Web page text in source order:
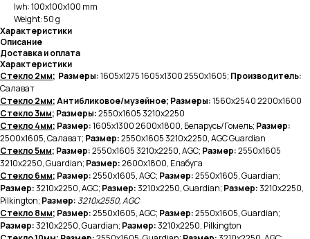
lwh: 100x100x100 mm
Weight: 50 g
Характеристики
Описание
Доставка и оплата
Характеристики
Стекло 2мм; Размеры:1605х1275 1605х1300 2550х1605; Производитель:
Салават
Стекло 2мм; Антибликовое/музейное; Размеры:1560х2540 2200х1600
Стекло 3мм; Размеры:2550х16053210х2250
Стекло 4мм; Размер:1605х13002600х1800, Беларусь/Гомель; Размер:
2500х1605, Салават; Размер:2550х1605 3210х2250, AGC Guardian
Стекло 5мм; Размер:2550х1605 3210х2250, AGC; Размер:2550х1605
3210х2250, Guardian; Размер:2600х1800, Елабуга
Стекло 6мм; Размер:2550х1605, AGC; Размер:2550х1605, Guardian;
Размер:3210х2250, AGC; Размер:3210х2250, Guardian; Размер:3210х2250,
Pilkington; Размер: 3210х2550, AGC
Стекло 8мм; Размер:2550х1605, AGC; Размер:2550х1605, Guardian;
Размер:3210х2250, Guardian; Размер:3210х2250, Pilkington